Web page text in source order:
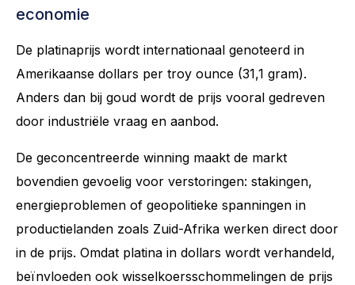
economie
De platinaprijs wordt internationaal genoteerd in
Amerikaanse dollars per troy ounce (31,1 gram).
Anders dan bij goud wordt de prijs vooral gedreven
door industriële vraag en aanbod.
De geconcentreerde winning maakt de markt
bovendien gevoelig voor verstoringen: stakingen,
energieproblemen of geopolitieke spanningen in
productielanden zoals Zuid-Afrika werken direct door
in de prijs. Omdat platina in dollars wordt verhandeld,
beïnvloeden ook wisselkoersschommelingen de prijs